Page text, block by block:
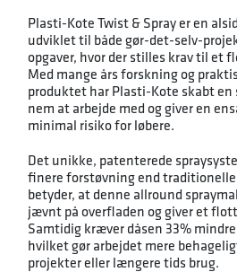
Plasti-Kote Twist & Spray er en
udviklet til både gør-det-selv-
opgaver, hvor der stilles krav til et
Med mange års forskning og
produktet har Plasti-Kote skabt en
nem at arbejde med og giver en
minimal risiko for løbere.
Det unikke, patenterede
finere forstøvning end
betyder, at denne allround
jævnt på overfladen og giver et
Samtidig kræver dåsen 33%
hvilket gør arbejdet mere
projekter eller længere tids brug.